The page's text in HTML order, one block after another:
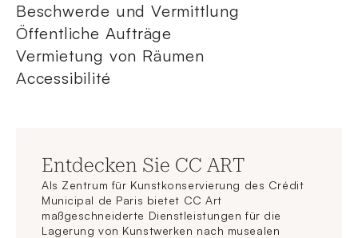
Beschwerde und Vermittlung
Öffentliche Aufträge
Vermietung von Räumen
Accessibilité
Entdecken Sie CC ART
Als Zentrum für Kunstkonservierung des Crédit
Municipal de Paris bietet CC Art
maßgeschneiderte Dienstleistungen für die
Lagerung von Kunstwerken nach musealen